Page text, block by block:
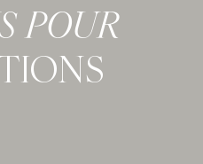
POUR